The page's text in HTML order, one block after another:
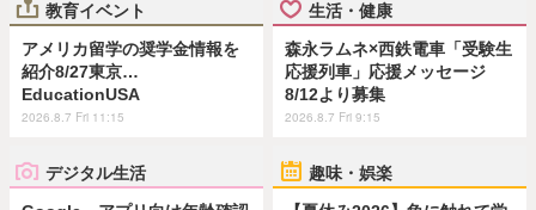
教育イベント
アメリカ留学の奨学金情報を
紹介8/27東京…
EducationUSA
2026.8.7 Fri 11:15
生活・健康
森永ラムネ×西鉄電車「受験生
応援列車」応援メッセージ
8/12より募集
2026.8.7 Fri 9:15
デジタル生活 趣味・娯楽